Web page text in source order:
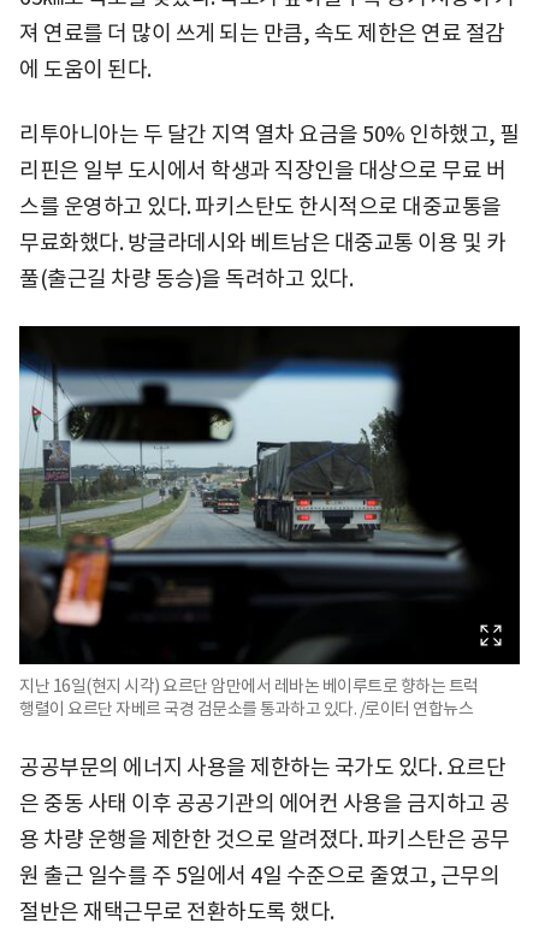
져 연료를 더 많이 쓰게 되는 만큼, 속도 제한은 연료 절감
에 도움이 된다.
리투아니아는 두 달간 지역 열차 요금을 50% 인하했고, 필
리핀은 일부 도시에서 학생과 직장인을 대상으로 무료 버
스를 운영하고 있다. 파키스탄도 한시적으로 대중교통을
무료화했다. 방글라데시와 베트남은 대중교통 이용 및 카
풀(출근길 차량 동승)을 독려하고 있다.
지난 16일(현지 시각) 요르단 암만에서 레바논 베이루트로 향하는 트럭
행렬이 요르단 자베르 국경 검문소를 통과하고 있다. /로이터 연합뉴스
공공부문의 에너지 사용을 제한하는 국가도 있다. 요르단
은 중동 사태 이후 공공기관의 에어컨 사용을 금지하고 공
용 차량 운행을 제한한 것으로 알려졌다. 파키스탄은 공무
원 출근 일수를 주 5일에서 4일 수준으로 줄였고, 근무의
절반은 재택근무로 전환하도록 했다.